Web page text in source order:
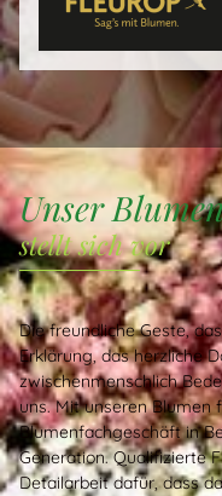
Unser
stellt sich vor
Die freundliche Geste,
Erklärung, das herzliche
zwischenmenschlich
uns. Mit unseren Blumen
Blumenfachgeschäft in
Generation. Qualifizierte
Detailarbeit dafür, dass